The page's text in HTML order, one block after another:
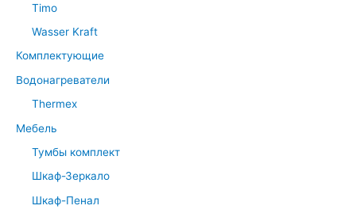
Timo
Wasser Kraft
Комплектующие
Водонагреватели
Thermex
Мебель
Тумбы комплект
Шкаф-Зеркало
Шкаф-Пенал